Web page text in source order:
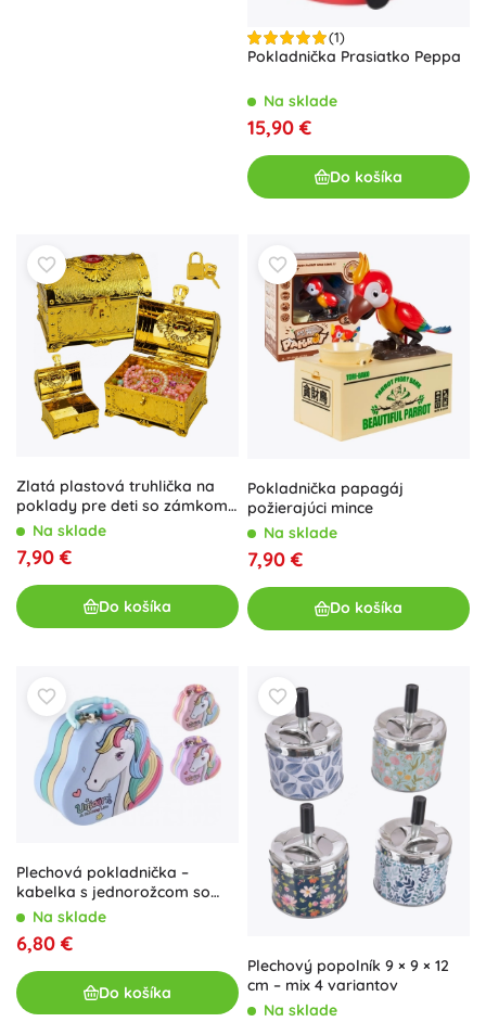
(1)
Pokladnička Prasiatko Peppa
Na sklade
15,90 €
Do košíka
Zlatá plastová truhlička na
poklady pre deti so zámkom
a 2 kľúčikmi
Na sklade
7,90 €
Do košíka
Pokladnička papagáj
požierajúci mince
Na sklade
7,90 €
Do košíka
Plechová pokladnička –
kabelka s jednorožcom so
zámkom 15 × 14 cm
Na sklade
6,80 €
Do košíka
Plechový popolník 9 × 9 × 12
cm – mix 4 variantov
Na sklade